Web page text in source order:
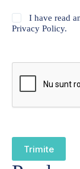
I have read
Privacy Policy.
Trimite